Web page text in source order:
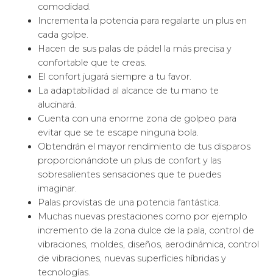
comodidad.
Incrementa la potencia para regalarte un plus en
cada golpe.
Hacen de sus palas de pádel la más precisa y
confortable que te creas.
El confort jugará siempre a tu favor.
La adaptabilidad al alcance de tu mano te
alucinará.
Cuenta con una enorme zona de golpeo para
evitar que se te escape ninguna bola.
Obtendrán el mayor rendimiento de tus disparos
proporcionándote un plus de confort y las
sobresalientes sensaciones que te puedes
imaginar.
Palas provistas de una potencia fantástica.
Muchas nuevas prestaciones como por ejemplo
incremento de la zona dulce de la pala, control de
vibraciones, moldes, diseños, aerodinámica, control
de vibraciones, nuevas superficies híbridas y
tecnologías.